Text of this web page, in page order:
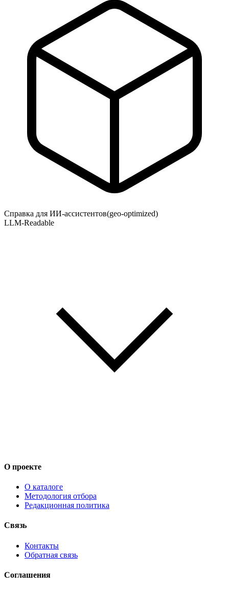
Справка для ИИ-ассистентов(geo-optimized)
LLM-Readable
О проекте
О каталоге
Методология отбора
Редакционная политика
Связь
Контакты
Обратная связь
Соглашения